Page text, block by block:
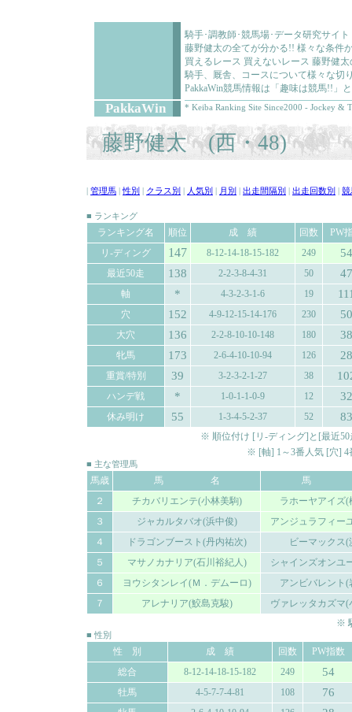
騎手･調教師･競馬場･データ研究サイ
藤野健太の全てが分かる!! 様々な条件
買えるレース 買えないレース 藤野健
騎手、厩舎、コースについて様々な切
PakkaWin競馬情報は「趣味は競馬!!」
PakkaWin * Keiba Ranking Site Since2000 - Jockey &
藤野健太 (西・48)
管理馬 |性別 クラス別 人気別 月別 出走間隔別 出走回数別 競
■ ランキング
ランキング名 順位 成 績 回数
PW
リ-ディング
147 8-12-14-18-15-182 249 54
最近50走 138 2-2-3-8-4-31 50 47
軸 * 4-3-2-3-1-6 19
穴 152 4-9-12-15-14-176 230 50
大穴 136 2-2-8-10-10-148 180 38
牝馬 173 2-6-4-10-10-94 126 28
重賞/特別 39 3-2-3-2-1-27 38
ハンデ戦 * 1-0-1-1-0-9 12 32
休み明け 55 1-3-4-5-2-37 52 83
※ 順位付け [リ-ディング]と[最近
※ [軸] 1～3番人気 [穴] 4
■ 主な管理馬
馬歳 馬 名
馬
２
チカバリエンテ(小林美駒)
ラホーヤアイズ(
３
ジャカルタバオ(浜中俊)
アンジュラフィー
４
ドラゴンブースト(丹内祐次)
ビーマックス(
５
マサノカナリア(石川裕紀人)
シャインズオンユ
６
ヨウシタンレイ(Ｍ．デムーロ)
アンビバレント(
７
アレナリア(鮫島克駿)
ヴァレッタカズマ(
※
■ 性別
性 別 成 績 回数
PW指数
総合
8-12-14-18-15-182 249 54
牡馬 4-5-7-7-4-81 108 76